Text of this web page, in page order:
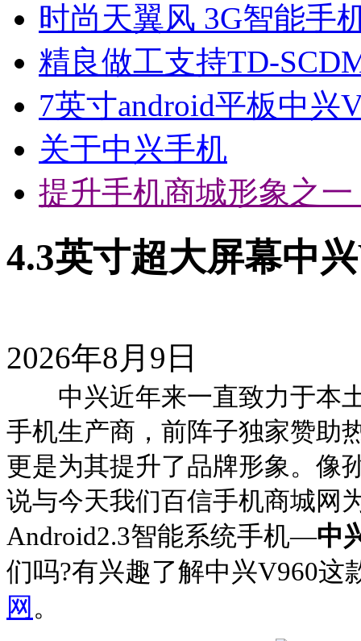
时尚天翼风 3G智能手
精良做工支持TD-
7英寸android平板中兴
关于中兴手机
提升手机商城形象之
4.3英寸超大屏幕中
2026年8月9日
中兴近年来一直致力于本土
手机生产商，前阵子独家赞助
更是为其提升了品牌形象。像
说与今天我们百信手机商城网
Android2.3智能系统手机—中
们吗?有兴趣了解中兴V960这
网 。